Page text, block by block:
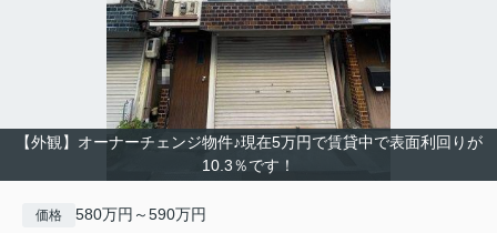
【外観】オーナーチェンジ物件♪現在5万円で賃貸中で表面利回りが
10.3％です！
価格 580万円～590万円